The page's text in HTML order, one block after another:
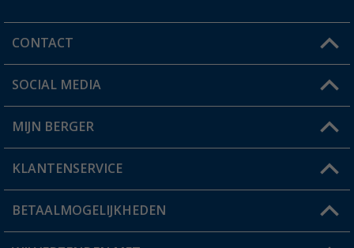
CONTACT
Een vraag?
Winkel vinden
SOCIAL MEDIA
MIJN BERGER
Mijn account
Status bestelling
KLANTENSERVICE
FAQ & Contact
BETAALMOGELIJKHEDEN